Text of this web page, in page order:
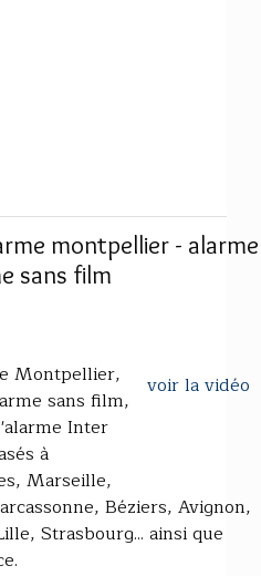
montpellier - alarme
sans film
voir la vidéo
Montpellier,
sans film,
Inter
à
Marseille,
Béziers, Avignon,
Strasbourg... ainsi que